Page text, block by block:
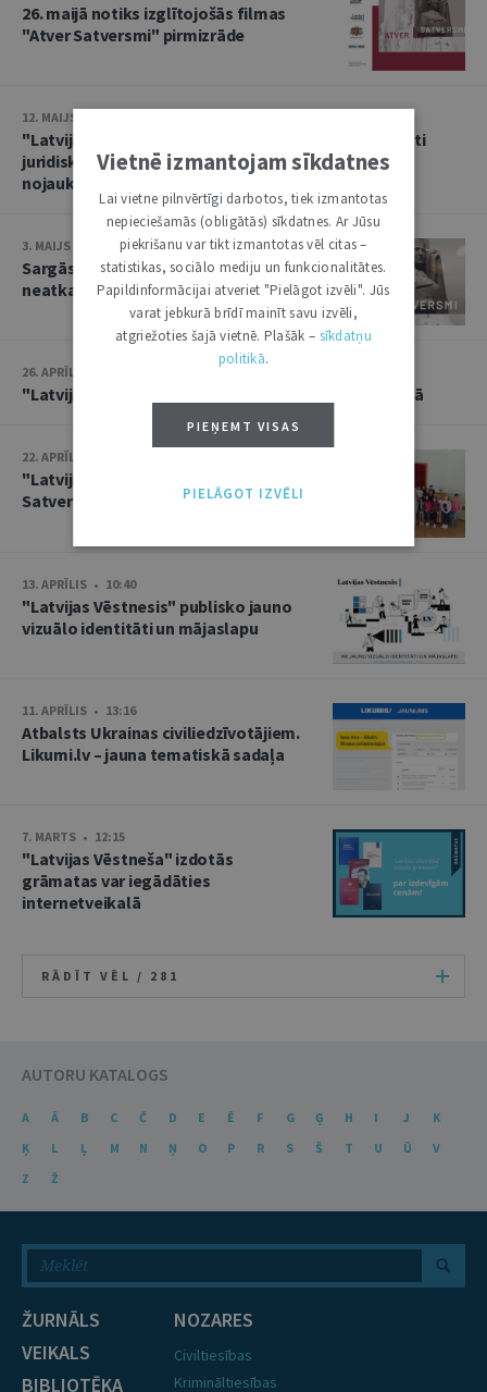
26. maijā notiks izglītojošās filmas
"Atver Satversmi" pirmizrāde
12. MAIJS • 17:34
"Latvijas Vēstnesī" izsludināts likums, ar kuru atcelti
juridiskie šķēršļi Uzvaras parkā esošā pieminekļa
nojaukšanai
3. MAIJS • 09:50
Sargāsim Satversmi un mūsu
neatkarīgo un demokrātisko valsti!
26. APRĪLIS • 15:53
"Latvijas Vēstnesī" izsludina grozījumus Ostu likumā
22. APRĪLIS • 17:22
"Latvijas Vēstneša" darbinieki –
Satversmes vēstneši trīs skolās
13. APRĪLIS • 10:40
"Latvijas Vēstnesis" publisko jauno
vizuālo identitāti un mājaslapu
11. APRĪLIS • 13:16
Atbalsts Ukrainas civiliedzīvotājiem.
Likumi.lv – jauna tematiskā sadaļa
7. MARTS • 12:15
"Latvijas Vēstneša" izdotās
grāmatas var iegādāties
internetveikalā
RĀDĪT VĒL / 281
AUTORU KATALOGS
A Ā B C Č D E Ē F G Ģ H I J
K
Ķ
L Ļ M N Ņ O P R S Š T U Ū
V
Z
Ž
ŽURNĀLS
VEIKALS
BIBLIOTĒKA
NOZARES
Civiltiesības
Krimināltiesības
Vietnē izmantojam sīkdatnes
Lai vietne pilnvērtīgi darbotos, tiek izmantotas
nepieciešamās (obligātās) sīkdatnes. Ar Jūsu
piekrišanu var tikt izmantotas vēl citas –
statistikas, sociālo mediju un funkcionalitātes.
Papildinformācijai atveriet "Pielāgot izvēli". Jūs
varat jebkurā brīdī mainīt savu izvēli,
atgriežoties šajā vietnē. Plašāk – sīkdatņu
politikā.
PIEŅEMT VISAS
PIELĀGOT IZVĒLI